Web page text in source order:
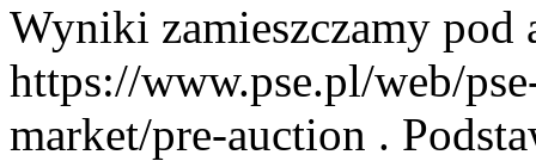
Wyniki zamieszczamy pod
https://www.pse.pl/web/
market/pre-auction .